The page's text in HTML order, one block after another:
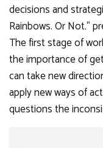
decisions and
Rainbows. Or Not.”
The first stage of
the importance of
can take new
apply new ways of
questions the